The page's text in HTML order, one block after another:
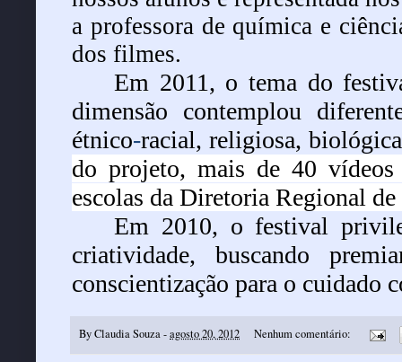
a professora de química e
dos filmes.
Em 2011, o tema do
dimensão contemplou
étnico-racial, religiosa,
do projeto, mais de 40
escolas da Diretoria Regional
Em 2010, o festival
criatividade, buscando
conscientização para o cuidado
ByClaudia Souza-agosto 20, 2012 Nenhum comentário: